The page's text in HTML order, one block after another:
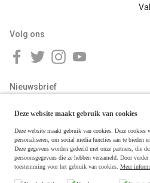
Volg ons
Nieuwsbrief
Deze website maakt gebruik van cookies
Deze website maakt gebruik van cookies. Deze cookies
personaliseren, om social media functies aan te bieden
Deze gegevens worden gedeeld met onze partners, die
persoonsgegevens die ze hebben verzameld. Door
toestemming voor het gebruik van cookies. Meer